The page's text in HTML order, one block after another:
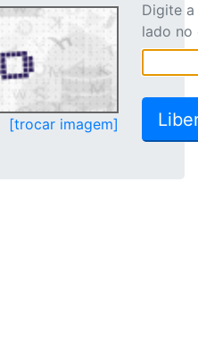
[trocar imagem]
Digite
lado no